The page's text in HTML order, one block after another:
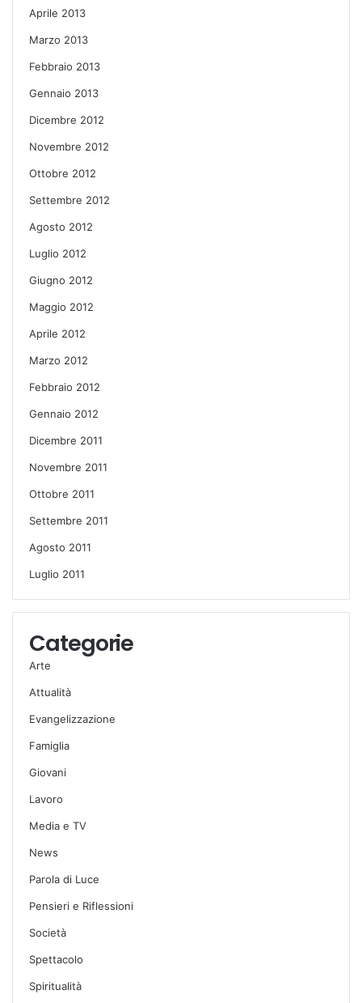
Aprile 2013
Marzo 2013
Febbraio 2013
Gennaio 2013
Dicembre 2012
Novembre 2012
Ottobre 2012
Settembre 2012
Agosto 2012
Luglio 2012
Giugno 2012
Maggio 2012
Aprile 2012
Marzo 2012
Febbraio 2012
Gennaio 2012
Dicembre 2011
Novembre 2011
Ottobre 2011
Settembre 2011
Agosto 2011
Luglio 2011
Categorie
Arte
Attualità
Evangelizzazione
Famiglia
Giovani
Lavoro
Media e TV
News
Parola di Luce
Pensieri e Riflessioni
Società
Spettacolo
Spiritualità